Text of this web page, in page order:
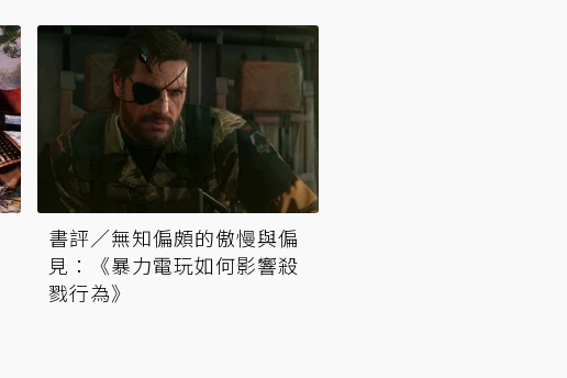
書評／無知偏頗的傲慢與偏
見：《暴力電玩如何影響殺
戮行為》